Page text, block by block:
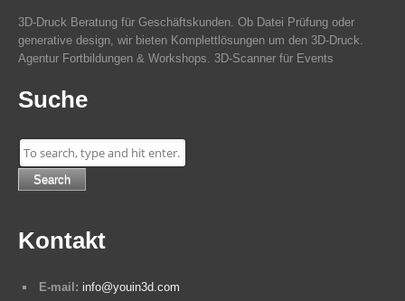
3D-Druck Beratung für Geschäftskunden. Ob Datei Prüfung oder
generative design, wir bieten Komplettlösungen um den 3D-Druck.
Agentur Fortbildungen & Workshops. 3D-Scanner für Events
Suche
Search
Kontakt
E-mail: info@youin3d.com